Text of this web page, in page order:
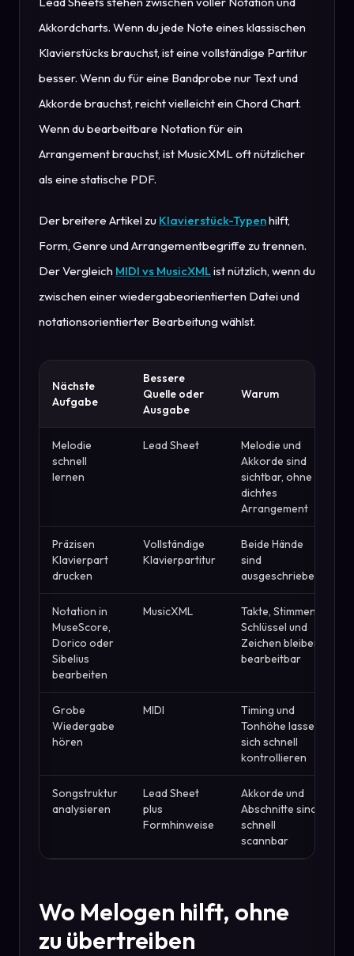
Akkordcharts. Wenn du jede Note eines klassischen
Klavierstücks brauchst, ist eine vollständige Partitur
besser. Wenn du für eine Bandprobe nur Text und
Akkorde brauchst, reicht vielleicht ein Chord Chart.
Wenn du bearbeitbare Notation für ein
Arrangement brauchst, ist MusicXML oft nützlicher
als eine statische PDF.
Der breitere Artikel zu Klavierstück-Typenhilft,
Form, Genre und Arrangementbegriffe zu trennen.
Der Vergleich MIDI vs MusicXMList nützlich, wenn du
zwischen einer wiedergabeorientierten Datei und
notationsorientierter Bearbeitung wählst.
Nächste
Aufgabe
Bessere
Quelle oder
Ausgabe
Warum
Melodie
schnell
lernen
Lead Sheet
Melodie und
Akkorde sind
sichtbar, ohne
dichtes
Arrangement
Präzisen
Klavierpart
drucken
Vollständige
Klavierpartitur
Beide Hände
sind
ausgeschrieben
Notation in
MuseScore,
Dorico oder
Sibelius
bearbeiten
MusicXML
Takte, Stimmen,
Schlüssel und
Zeichen bleiben
bearbeitbar
Grobe
Wiedergabe
hören
MIDI
Timing und
Tonhöhe lassen
sich schnell
kontrollieren
Songstruktur
analysieren
Lead Sheet
plus
Formhinweise
Akkorde und
Abschnitte sind
schnell
scannbar
Wo Melogen hilft, ohne
zu übertreiben